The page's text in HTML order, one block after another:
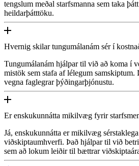
tengslum meðal starfsmanna sem taka
heildarþátttöku.
Hvernig skilar tungumálanám sér í
Tungumálanám hjálpar til við að koma í
mistök sem stafa af lélegum samskiptum.
vegna faglegrar þýðingarþjónustu.
Er enskukunnátta mikilvæg fyrir
Já, enskukunnátta er mikilvæg
viðskiptaumhverfi. Það hjálpar til við
sem að lokum leiðir til bættrar